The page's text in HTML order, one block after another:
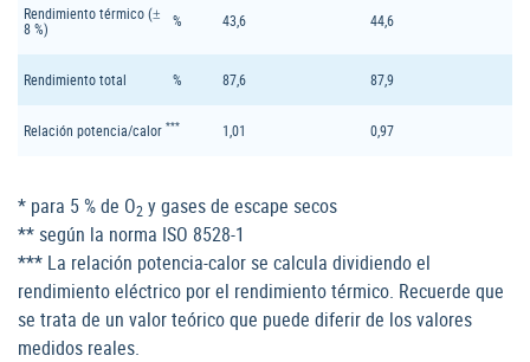
Rendimiento térmico (±
8 %)
% 43,6 44,6
Rendimiento total % 87,6 87,9
Relación potencia/calor *** 1,01 0,97
* para 5 % de O2 y gases de escape secos
** según la norma ISO 8528-1
*** La relación potencia-calor se calcula dividiendo el
rendimiento eléctrico por el rendimiento térmico. Recuerde que
se trata de un valor teórico que puede diferir de los valores
medidos reales.